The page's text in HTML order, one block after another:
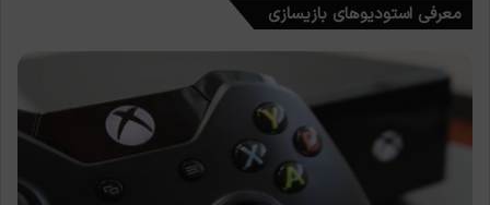
معرفی استودیوهای بازیسازی